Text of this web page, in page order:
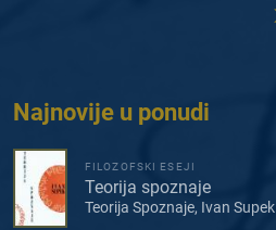
Najnovije u ponudi
FILOZOFSKI ESEJI
Teorija spoznaje
Teorija Spoznaje, Ivan Supek